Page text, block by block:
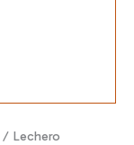
/ Lechero